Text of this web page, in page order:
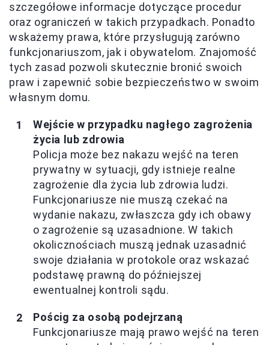
szczegółowe informacje dotyczące procedur
oraz ograniczeń w takich przypadkach. Ponadto
wskażemy prawa, które przysługują zarówno
funkcjonariuszom, jak i obywatelom. Znajomość
tych zasad pozwoli skutecznie bronić swoich
praw i zapewnić sobie bezpieczeństwo w swoim
własnym domu.
Wejście w przypadku nagłego zagrożenia
życia lub zdrowia
Policja może bez nakazu wejść na teren
prywatny w sytuacji, gdy istnieje realne
zagrożenie dla życia lub zdrowia ludzi.
Funkcjonariusze nie muszą czekać na
wydanie nakazu, zwłaszcza gdy ich obawy
o zagrożenie są uzasadnione. W takich
okolicznościach muszą jednak uzasadnić
swoje działania w protokole oraz wskazać
podstawę prawną do późniejszej
ewentualnej kontroli sądu.
Pościg za osobą podejrzaną
Funkcjonariusze mają prawo wejść na teren